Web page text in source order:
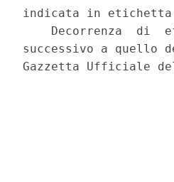
indicata in
Decorrenza  di
successivo a